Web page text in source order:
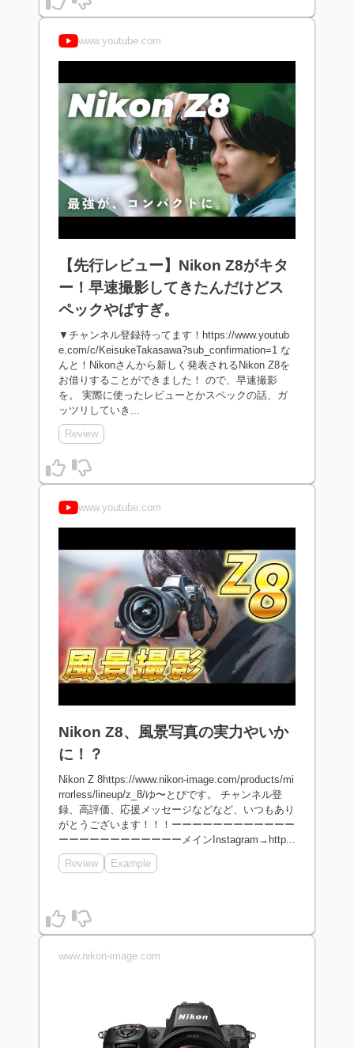
www.youtube.com
【先行レビュー】Nikon Z8がキタ
ー！早速撮影してきたんだけどス
ペックやばすぎ。
▼チャンネル登録待ってます！https://www.youtub
e.com/c/KeisukeTakasawa?sub_confirmation=1 な
んと！Nikonさんから新しく発表されるNikon Z8を
お借りすることができました！ ので、早速撮影
を。 実際に使ったレビューとかスペックの話、ガ
ッツリしていき...
Review
www.youtube.com
Nikon Z8、風景写真の実力やいか
に！？
Nikon Z 8https://www.nikon-image.com/products/mi
rrorless/lineup/z_8/ゆ〜とびです。 チャンネル登
録、高評価、応援メッセージなどなど、いつもあり
がとうございます！！！ーーーーーーーーーーーー
ーーーーーーーーーーーーメインInstagram→http...
Review
Example
www.nikon-image.com